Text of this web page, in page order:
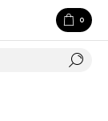
0